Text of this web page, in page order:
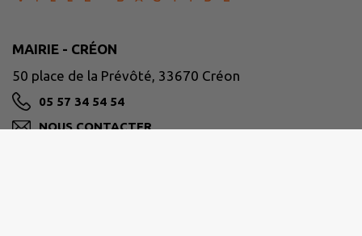
MAIRIE - CRÉON
50 place de la Prévôté, 33670 Créon
05 57 34 54 54
NOUS CONTACTER